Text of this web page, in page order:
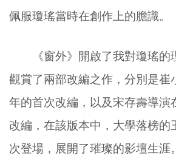
佩服瓊瑤當時在創作上的膽識。
《窗外》開啟了我對瓊瑤的
觀賞了兩部改編之作，分別是崔
年的首次改編，以及宋存壽導演
改編，在該版本中，大學落榜的
次登場，展開了璀璨的影壇生涯